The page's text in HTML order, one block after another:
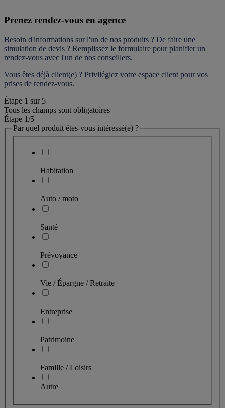
Prenez rendez-vous en agence
Besoin d'informations sur l'un de nos produits ? De faire une
simulation de devis ? Remplissez le formulaire pour planifier un
rendez-vous avec l'un de nos conseillers.
Vous êtes déjà client(e) ? Privilégiez votre espace client pour vos
prises de rendez-vous.
Étape 1 sur 5
Tous les champs sont obligatoires
Étape 1/5
Par quel produit êtes-vous intéressé(e) ?
Habitation
Auto / moto
Santé
Prévoyance
Vie / Épargne / Retraite
Entreprise
Patrimoine
Famille / Loisirs
Autre